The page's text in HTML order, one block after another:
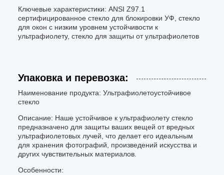
Ключевые характеристики: ANSI Z97.1
сертифицированное стекло для блокировки УФ, стекло
для окон с низким уровнем устойчивости к
ультрафиолету, стекло для защиты от ультрафиолетов
Упаковка и перевозка:
Наименование продукта: Ультрафиолетоустойчивое
стекло
Описание: Наше устойчивое к ультрафиолету стекло
предназначено для защиты ваших вещей от вредных
ультрафиолетовых лучей, что делает его идеальным
для хранения фотографий, произведений искусства и
других чувствительных материалов.
Особенности: